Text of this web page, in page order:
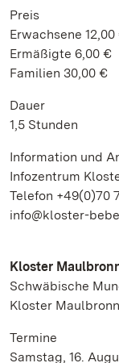
Preis
Erwachsene 12,00
Ermäßigte 6,00 €
Familien 30,00 €
Dauer
1,5 Stunden
Information und
Infozentrum
Telefon +49(0)70
info@kloster-
Kloster
Schwäbische
Kloster
Termine
Samstag, 16.